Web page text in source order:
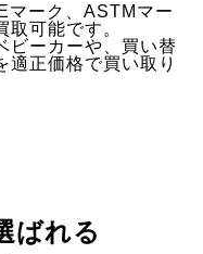
マーク、ASTMマー
可能です。
ビーカーや、買い替
適正価格で買い取り
ばれる